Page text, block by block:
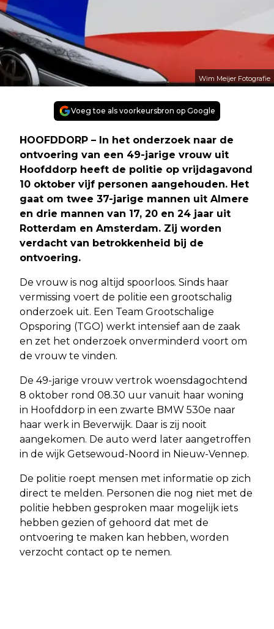
Wim Meijer Fotografie
Voeg toe als voorkeursbron op Google
HOOFDDORP – In het onderzoek naar de
ontvoering van een 49-jarige vrouw uit
Hoofddorp heeft de politie op vrijdagavond
10 oktober vijf personen aangehouden. Het
gaat om twee 37-jarige mannen uit Almere
en drie mannen van 17, 20 en 24 jaar uit
Rotterdam en Amsterdam. Zij worden
verdacht van betrokkenheid bij de
ontvoering.
De vrouw is nog altijd spoorloos. Sinds haar
vermissing voert de politie een grootschalig
onderzoek uit. Een Team Grootschalige
Opsporing (TGO) werkt intensief aan de zaak
en zet het onderzoek onverminderd voort om
de vrouw te vinden.
De 49-jarige vrouw vertrok woensdagochtend
8 oktober rond 08.30 uur vanuit haar woning
in Hoofddorp in een zwarte BMW 530e naar
haar werk in Beverwijk. Daar is zij nooit
aangekomen. De auto werd later aangetroffen
in de wijk Getsewoud-Noord in Nieuw-Vennep.
De politie roept mensen met informatie op zich
direct te melden. Personen die nog niet met de
politie hebben gesproken maar mogelijk iets
hebben gezien of gehoord dat met de
ontvoering te maken kan hebben, worden
verzocht contact op te nemen.